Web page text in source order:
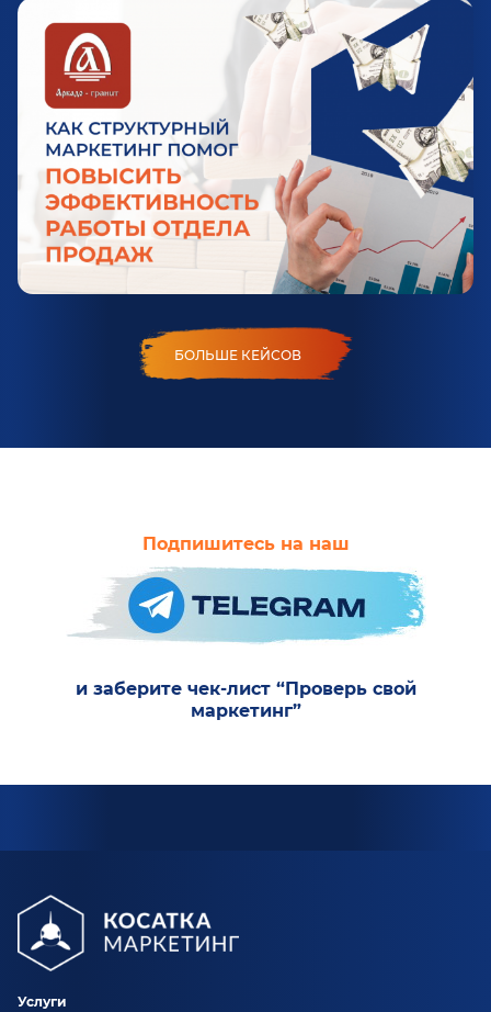
БОЛЬШЕ КЕЙСОВ
Подпишитесь на наш
и заберите чек-лист “Проверь свой
маркетинг”
Услуги